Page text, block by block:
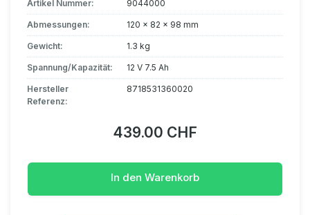
Artikel Nummer: 9044000
Abmessungen: 120 x 82 x 98 mm
Gewicht: 1.3 kg
Spannung/Kapazität: 12 V 7.5 Ah
Hersteller
Referenz:
8718531360020
439.00 CHF
In den Warenkorb